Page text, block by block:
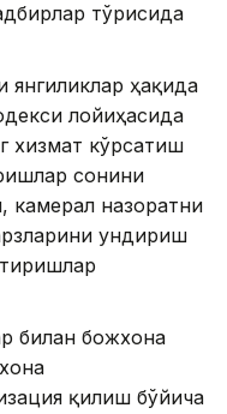
тўғрисида
янгиликлар ҳақида
лойиҳасида
хизмат кўрсатиш
сонини
камерал назоратни
ундириш
билан божхона
қилиш бўйича